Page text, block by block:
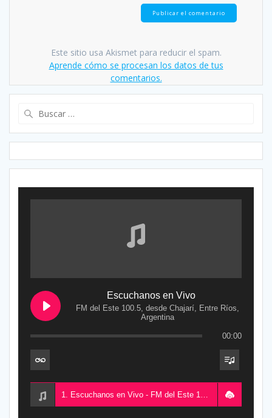
Este sitio usa Akismet para reducir el spam.
Aprende cómo se procesan los datos de tus
comentarios.
Escuchanos en Vivo
FM del Este 100.5, desde Chajarí, Entre Ríos,
Argentina
00:00
1. Escuchanos en Vivo - FM del Este 100.5, desde Chajarí, Entre Ríos, Argentina